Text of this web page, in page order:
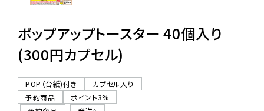
06-6282-7659
ポップアップトースター 40個入り
(300円カプセル)
POP（台紙)付き
カプセル入り
予約商品
ポイント3%